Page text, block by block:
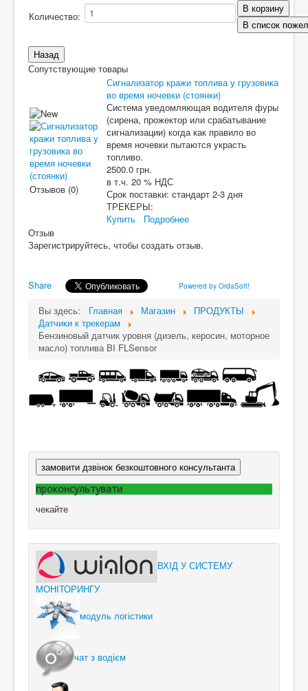
Количество:
Сопутствующие товары
Отзывов (0)
Сигнализатор кражи топлива у грузовика
во время ночевки (стоянки)
Система уведомляющая водителя фуры
(сирена, прожектор или срабатывание
сигнализации) когда как правило во
время ночевки пытаются украсть
топливо.
2500.0 грн.
в т.ч. 20 % НДС
Срок поставки: стандарт 2-3 дня
ТРЕКЕРЫ:
Купить
Подробнее
Отзыв
Зарегистрируйтесь, чтобы создать отзыв.
Share Powered by OrdaSoft!
Вы здесь: Главная Магазин
ПРОДУКТЫ
Датчики к трекерам
Бензиновый датчик уровня (дизель, керосин, моторное
масло) топлива BI FLSensor
замовити дзвінок безкоштовного консультанта
проконсультувати
чекайте
ВХІД У СИСТЕМУ
МОНІТОРИНГУ
модуль логістики
чат з водієм